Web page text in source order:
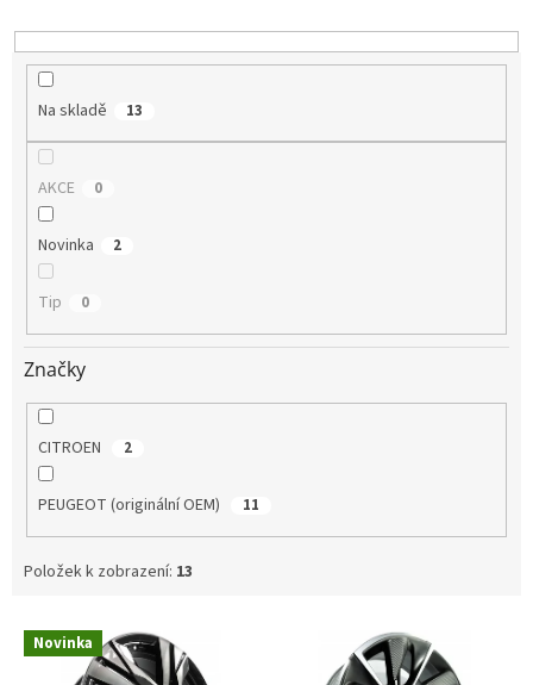
k
t
Na skladě 13
AKCE 0
Novinka 2
Tip 0
Značky
CITROEN 2
PEUGEOT (originální OEM) 11
Položek k zobrazení: 13
V Novinka